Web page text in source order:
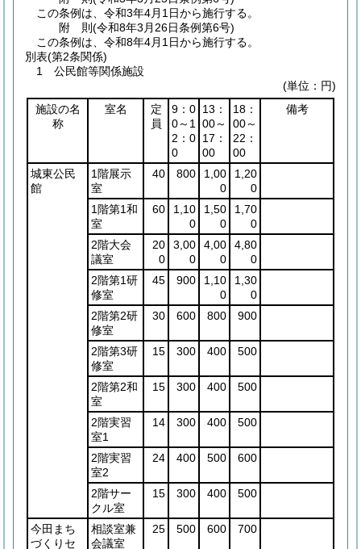
この条例は、令和3年4月1日から施行する。
附 則(令和8年3月26日条例第6号)
この条例は、令和8年4月1日から施行する。
別表(第2条関係)
1 公民館等関係施設
(単位：円)
施設の名
称
室名
定
員
9：0
0～1
2：0
0
13：
00～
17：
00
18：
00～
22：
00
備考
城東公民
館
1階展示
室
40 800
1,00
0
1,20
0
1階第1和
室
60
1,10
0
1,50
0
1,70
0
2階大会
議室
20
0
3,00
0
4,00
0
4,80
0
2階第1研
修室
45 900
1,10
0
1,30
0
2階第2研
修室
30 600 800 900
2階第3研
修室
15 300 400 500
2階第2和
室
15 300 400 500
2階実習
室1
14 300 400 500
2階実習
室2
24 400 500 600
2階サー
クル室
15 300 400 500
今田まち
づくりセ
相談室兼
会議室
25 500 600 700